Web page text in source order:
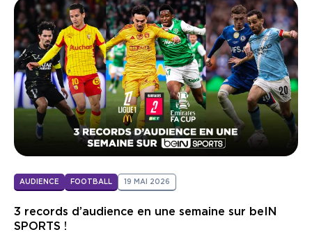
AUDIENCE FOOTBALL 19 MAI 2026
3 records d’audience en une semaine sur beIN
SPORTS !